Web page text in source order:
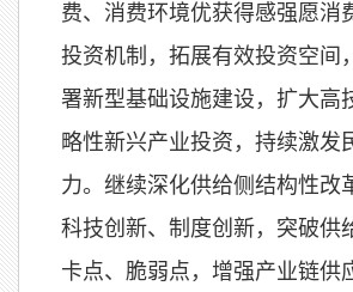
费、消费环境优获得感强愿消
投资机制，拓展有效投资空间
署新型基础设施建设，扩大高
略性新兴产业投资，持续激发
力。继续深化供给侧结构性改
科技创新、制度创新，突破供
卡点、脆弱点，增强产业链供